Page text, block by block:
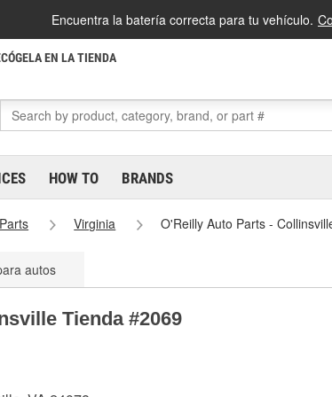
Encuentra la batería correcta para tu vehículo.
EN LA TIENDA
HOW TO BRANDS
Virginia O'Reilly Auto Parts -
autos
Tienda #2069